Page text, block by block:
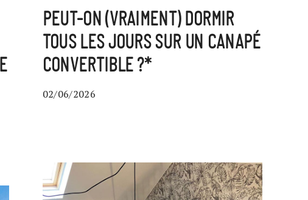
PEUT-ON (VRAIMENT) DORMIR
TOUS LES JOURS SUR UN CANAPÉ
CONVERTIBLE ?*
02/06/2026